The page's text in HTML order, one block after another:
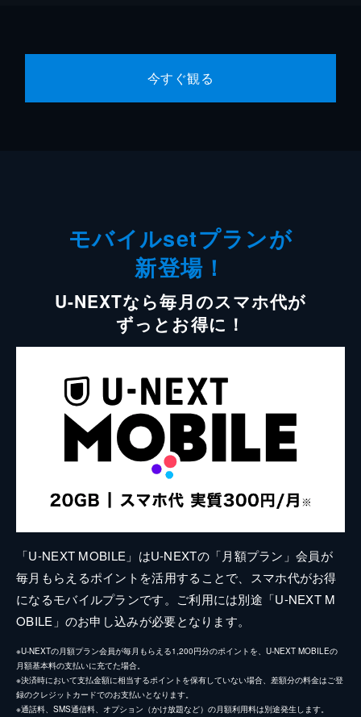
今すぐ観る
モバイルsetプランが
新登場！
U-NEXTなら毎月のスマホ代が
ずっとお得に！
「U-NEXT MOBILE」はU-NEXTの「月額プラン」会員が
毎月もらえるポイントを活用することで、スマホ代がお得
になるモバイルプランです。ご利用には別途「U-NEXT M
OBILE」のお申し込みが必要となります。
※U-NEXTの月額プラン会員が毎月もらえる1,200円分のポイントを、U-NEXT MOBILEの
月額基本料の支払いに充てた場合。
※決済時において支払金額に相当するポイントを保有していない場合、差額分の料金はご登
録のクレジットカードでのお支払いとなります。
※通話料、SMS通信料、オプション（かけ放題など）の月額利用料は別途発生します。